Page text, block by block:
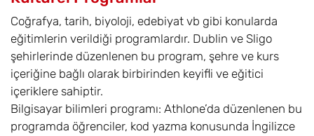
Coğrafya, tarih, biyoloji, edebiyat vb gibi konularda
eğitimlerin verildiği programlardır. Dublin ve Sligo
şehirlerinde düzenlenen bu program, şehre ve kurs
içeriğine bağlı olarak birbirinden keyifli ve eğitici
içeriklere sahiptir.
Bilgisayar bilimleri programı: Athlone’da düzenlenen bu
programda öğrenciler, kod yazma konusunda İngilizce